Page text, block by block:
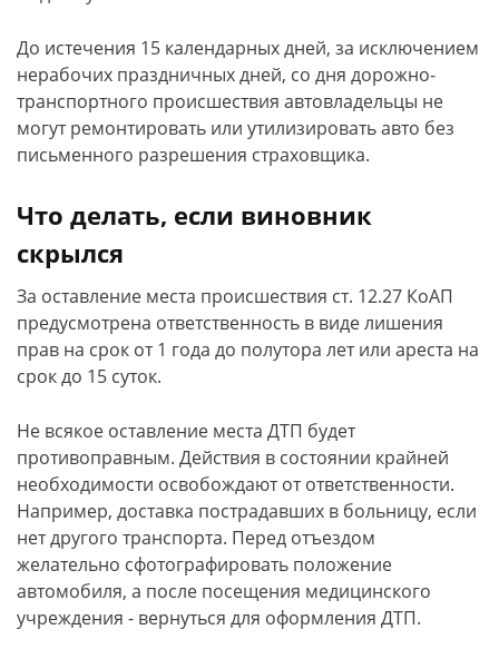
До истечения 15 календарных дней, за исключением
нерабочих праздничных дней, со дня дорожно-
транспортного происшествия автовладельцы не
могут ремонтировать или утилизировать авто без
письменного разрешения страховщика.
Что делать, если виновник
скрылся
За оставление места происшествия ст. 12.27 КоАП
предусмотрена ответственность в виде лишения
прав на срок от 1 года до полутора лет или ареста на
срок до 15 суток.
Не всякое оставление места ДТП будет
противоправным. Действия в состоянии крайней
необходимости освобождают от ответственности.
Например, доставка пострадавших в больницу, если
нет другого транспорта. Перед отъездом
желательно сфотографировать положение
автомобиля, а после посещения медицинского
учреждения - вернуться для оформления ДТП.